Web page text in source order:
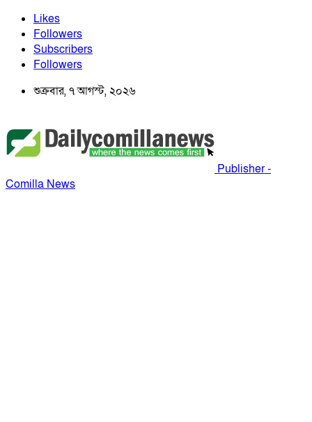
Likes
Followers
Subscribers
Followers
শুক্রবার, ৭ আগস্ট, ২০২৬
Publisher -
Comilla News